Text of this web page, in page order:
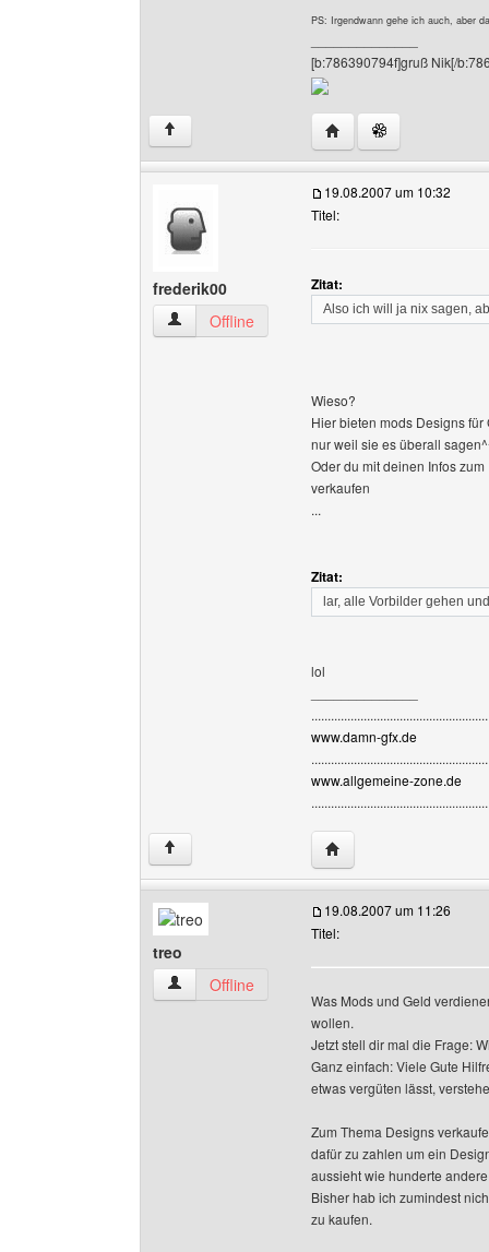
PS: Irgendwann gehe ich auch, aber
[b:786390794f]gruß Nik[/
↑ Website dieses
frederik00
frederik00 Benutzer-Profile anzeigen
Offline
19.08.2007 um 10:32
Titel:
Zitat:
Also ich will ja nix sagen,
Wieso?
Hier bieten mods Designs
nur weil sie es überall
Oder du mit deinen Infos
verkaufen
...
Zitat:
lar, alle Vorbilder gehen
lol
www.damn-gfx.de
www.allgemeine-zone.de
↑ Website dieses
treo
treo Benutzer-Profile anzeigen
Offline
19.08.2007 um 11:26
Titel:
Was Mods und Geld
wollen.
Jetzt stell dir mal die Frage:
Ganz einfach: Viele Gute
etwas vergüten lässt,
Zum Thema Designs
dafür zu zahlen um ein
aussieht wie hunderte
Bisher hab ich zumindest
zu kaufen.